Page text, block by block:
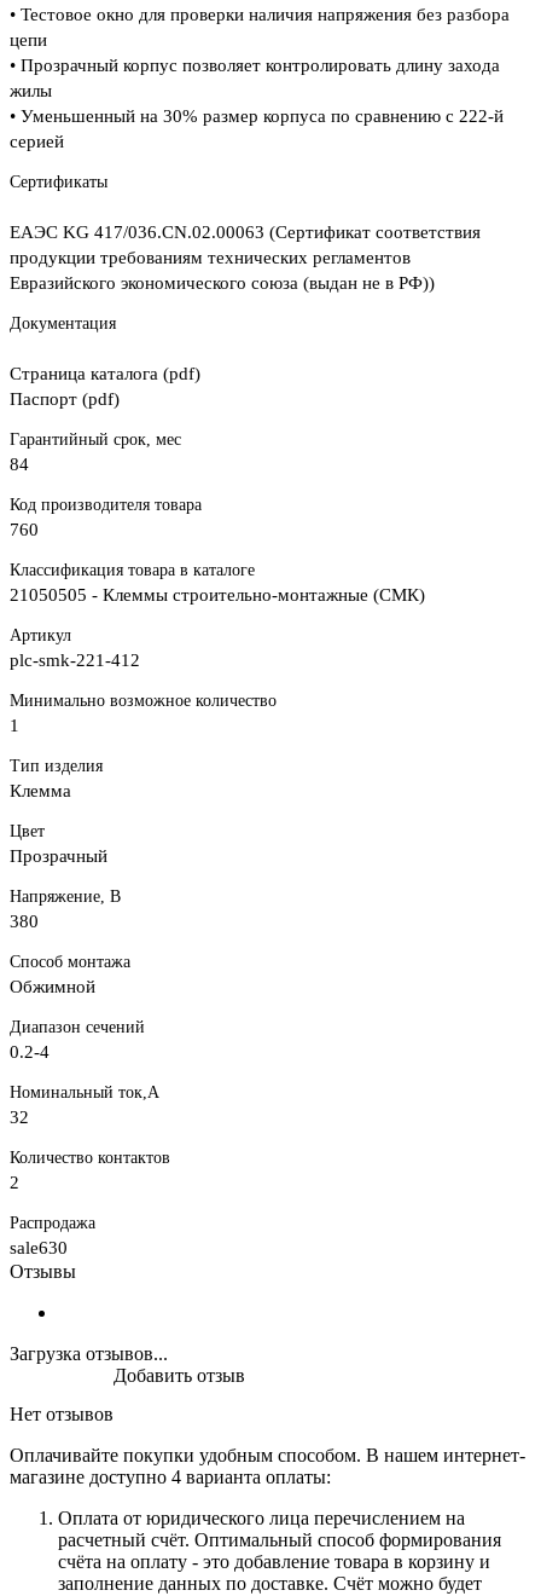
• Тестовое окно для проверки наличия напряжения без разбора
цепи
• Прозрачный корпус позволяет контролировать длину захода
жилы
• Уменьшенный на 30% размер корпуса по сравнению с 222-й
серией
Сертификаты
ЕАЭС KG 417/036.CN.02.00063 (Сертификат соответствия
продукции требованиям технических регламентов
Евразийского экономического союза (выдан не в РФ))
Документация
Страница каталога (pdf)
Паспорт (pdf)
Гарантийный срок, мес
84
Код производителя товара
760
Классификация товара в каталоге
21050505 - Клеммы строительно-монтажные (СМК)
Артикул
plc-smk-221-412
Минимально возможное количество
1
Тип изделия
Клемма
Цвет
Прозрачный
Напряжение, В
380
Способ монтажа
Обжимной
Диапазон сечений
0.2-4
Номинальный ток,А
32
Количество контактов
2
Распродажа
sale630
Отзывы
Загрузка отзывов...
Нет отзывов
Добавить отзыв
Оплачивайте покупки удобным способом. В нашем интернет-
магазине доступно 4 варианта оплаты:
Оплата от юридического лица перечислением на
расчетный счёт. Оптимальный способ формирования
счёта на оплату - это добавление товара в корзину и
заполнение данных по доставке. Счёт можно будет